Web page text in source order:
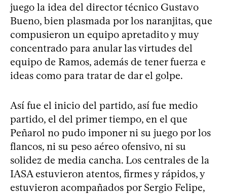
juego la idea del director técnico Gustavo
Bueno, bien plasmada por los naranjitas, que
compusieron un equipo apretadito y muy
concentrado para anular las virtudes del
equipo de Ramos, además de tener fuerza e
ideas como para tratar de dar el golpe.
Así fue el inicio del partido, así fue medio
partido, el del primer tiempo, en el que
Peñarol no pudo imponer ni su juego por los
flancos, ni su peso aéreo ofensivo, ni su
solidez de media cancha. Los centrales de la
IASA estuvieron atentos, firmes y rápidos, y
estuvieron acompañados por Sergio Felipe,